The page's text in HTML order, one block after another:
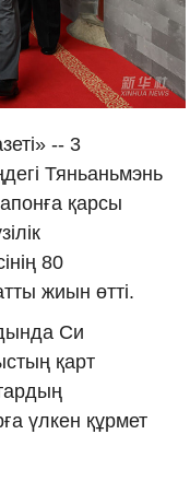
-- 3
Тяньаньмэнь
қарсы
80
жиын өтті.
Си
қарт
үлкен құрмет